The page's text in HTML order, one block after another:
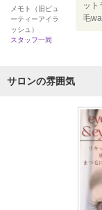
メモト（旧ビュ
ーティーアイラ
ッシュ）
スタッフ一同
ッ
毛
サロンの雰囲気